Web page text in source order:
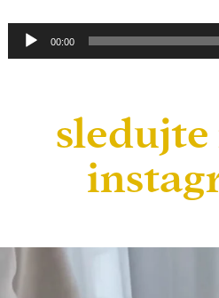
přehrávač00:00
sledujte